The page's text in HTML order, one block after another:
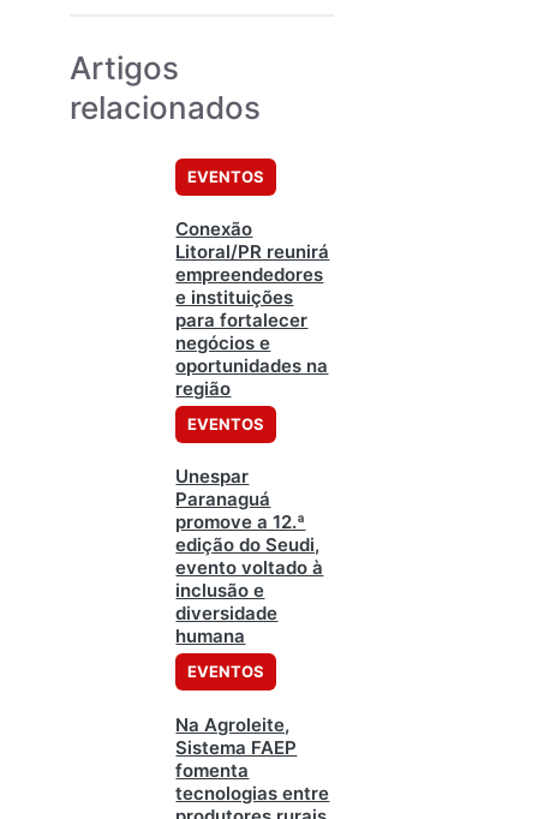
Artigos
relacionados
EVENTOS
Conexão
Litoral/PR reunirá
empreendedores
e instituições
para fortalecer
negócios e
oportunidades na
região
EVENTOS
Unespar
Paranaguá
promove a 12.ª
edição do Seudi,
evento voltado à
inclusão e
diversidade
humana
EVENTOS
Na Agroleite,
Sistema FAEP
fomenta
tecnologias entre